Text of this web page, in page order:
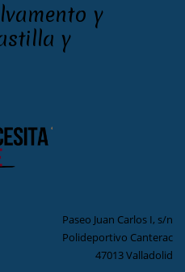
y
y
Paseo Juan Carlos I, s/n
Polideportivo Canterac
47013 Valladolid